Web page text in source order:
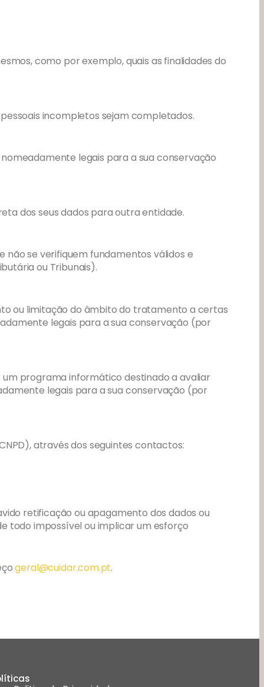
como por exemplo, quais as finalidades do
incompletos sejam completados.
legais para a sua conservação
dos seus dados para outra entidade.
se verifiquem fundamentos válidos e
ou Tribunais).
ou limitação do âmbito do tratamento a certas
legais para a sua conservação (por
programa informático destinado a avaliar
legais para a sua conservação (por
através dos seguintes contactos:
retificação ou apagamento dos dados ou
todo impossível ou implicar um esforço
geral@cuidar.com.pt.